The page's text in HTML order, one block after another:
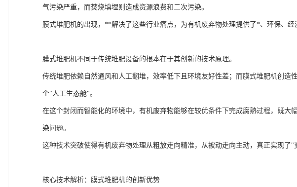
气污染严重，而焚烧填埋则造成资源浪费和二次污染。
膜式堆肥机的出现，**解决了这些行业痛点，为有机废弃物处理提供了*、环保、经
膜式堆肥机不同于传统堆肥设备的根本在于其创新的技术原理。
传统堆肥依赖自然通风和人工翻堆，效率低下且环境友好性差；而膜式堆肥机创造
个"人工生态舱"。
在这个封闭而智能化的环境中，有机废弃物能够在较优条件下完成腐熟过程，既大
染问题。
这种技术突破使得有机废弃物处理从粗放走向精准，从被动走向主动，真正实现了"
核心技术解析：膜式堆肥机的创新优势